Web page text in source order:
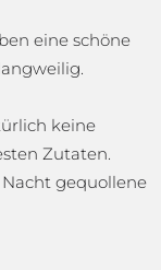
eine schöne
keine
Zutaten.
gequollene